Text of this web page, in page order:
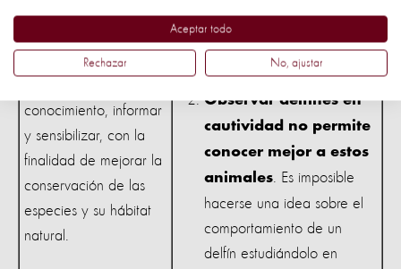
Nuestro compromiso
conocimiento, informar
y sensibilizar, con la
finalidad de mejorar la
conservación de las
especies y su hábitat
natural.
de cetáceos en libertad en
su hábitat natural.
Observar delfines en
cautividad no permite
conocer mejor a estos
animales . Es imposible
hacerse una idea sobre el
comportamiento de un
delfín estudiándolo en
Aceptar todo
Rechazar No, ajustar